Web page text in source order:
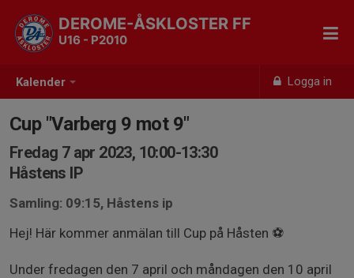
Kalender Logga in
DEROME-ÅSKLOSTER FF
U16 - P2010
Cup "Varberg 9 mot 9"
Fredag 7 apr 2023, 10:00-13:30
Håstens IP
Samling: 09:15, Håstens ip
Hej! Här kommer anmälan till Cup på Håsten ⚽️
Under fredagen den 7 april och måndagen den 10 april